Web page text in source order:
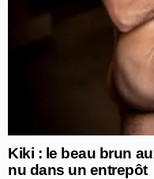
Kiki : le beau brun
nu dans un entrepôt